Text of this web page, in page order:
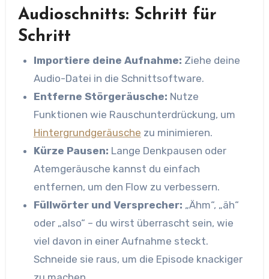
Audioschnitts: Schritt für
Schritt
Importiere deine Aufnahme: Ziehe deine
Audio-Datei in die Schnittsoftware.
Entferne Störgeräusche: Nutze
Funktionen wie Rauschunterdrückung, um
Hintergrundgeräusche zu minimieren.
Kürze Pausen: Lange Denkpausen oder
Atemgeräusche kannst du einfach
entfernen, um den Flow zu verbessern.
Füllwörter und Versprecher: „Ähm“, „äh“
oder „also“ – du wirst überrascht sein, wie
viel davon in einer Aufnahme steckt.
Schneide sie raus, um die Episode knackiger